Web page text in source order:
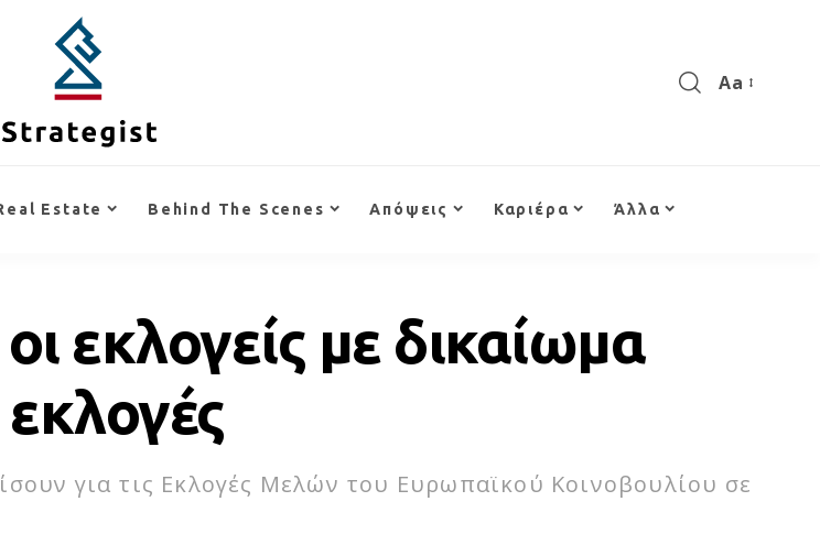
Aa
Estate Behind The Scenes Απόψεις Καριέρα Άλλα
εκλογείς με δικαίωμα
για τις Εκλογές Μελών του Ευρωπαϊκού Κοινοβουλίου σε